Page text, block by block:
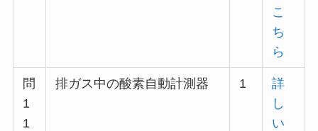
こ
ち
ら
問
1
1
排ガス中の酸素自動計測器 1
詳
し
い